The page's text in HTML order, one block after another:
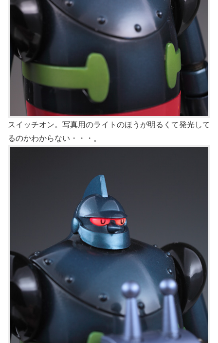
スイッチオン。写真用のライトのほうが明るくて発光して
るのかわからない・・・。